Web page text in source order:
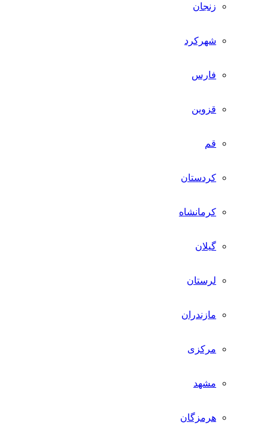
زنجان
شهرکرد
فارس
قزوین
قم
کردستان
کرمانشاه
گیلان
لرستان
مازندران
مرکزی
مشهد
هرمزگان